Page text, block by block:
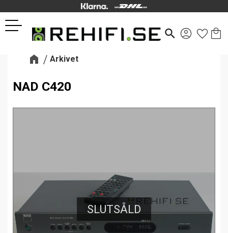
Meny
search
Arkivet
NAD C420
SLUTSÅLD